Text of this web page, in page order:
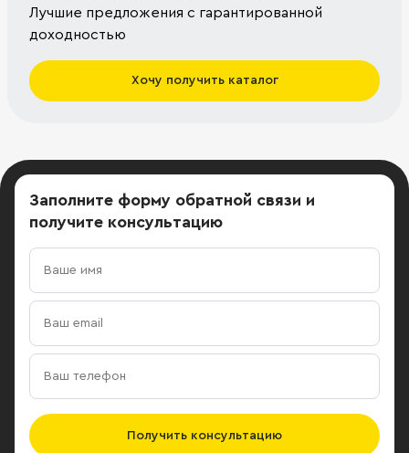
Лучшие предложения с гарантированной
доходностью
Хочу получить каталог
Заполните форму обратной связи и
получите консультацию
Получить консультацию